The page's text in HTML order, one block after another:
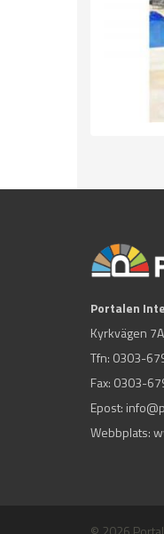
Portalen
Kyrkvägen
Tfn: 0303-
Fax: 0303-
Epost:
Webbplats: